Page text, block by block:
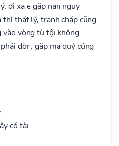
đi xa e gặp nạn nguy
thì thất lý, tranh chấp cũng
vòng tù tội không
đòn, gặp ma quỷ cúng
có tài